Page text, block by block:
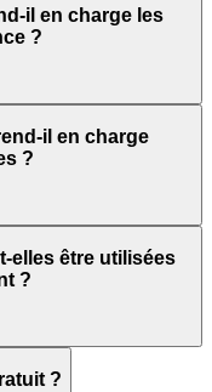
il en charge les
?
il en charge
?
elles être utilisées
?
?